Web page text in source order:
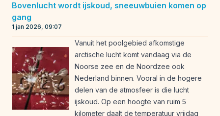
Bovenlucht wordt ijskoud, sneeuwbuien komen op
gang
1 jan 2026, 09:07
Vanuit het poolgebied afkomstige
arctische lucht komt vandaag via de
Noorse zee en de Noordzee ook
Nederland binnen. Vooral in de hogere
delen van de atmosfeer is die lucht
ijskoud. Op een hoogte van ruim 5
kilometer daalt de temperatuur vrijdag